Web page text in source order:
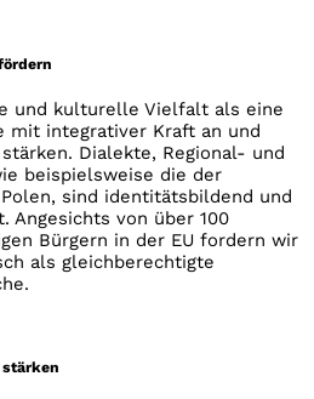
und kulturelle Vielfalt als eine
mit integrativer Kraft an und
Dialekte, Regional- und
beispielsweise die der
sind identitätsbildend und
Angesichts von über 100
Bürgern in der EU fordern wir
als gleichberechtigte
stärken